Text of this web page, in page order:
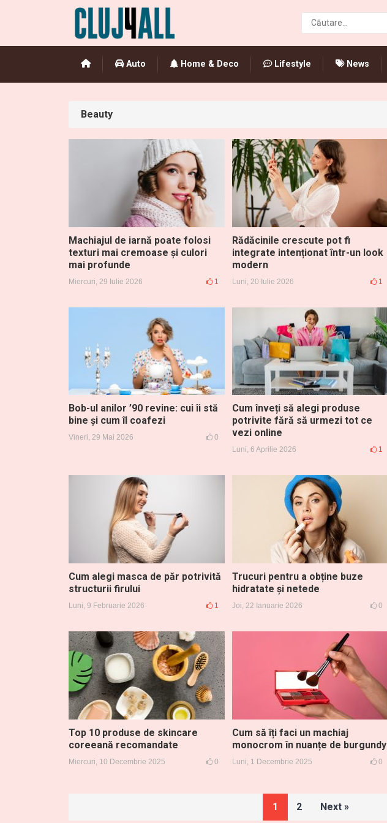
Auto Home & Deco Lifestyle News
Beauty
Machiajul de iarnă poate folosi
texturi mai cremoase și culori
mai profunde
Miercuri, 29 Iulie 2026 1
Rădăcinile crescute pot fi
integrate intenționat într-un look
modern
Luni, 20 Iulie 2026 1
Bob-ul anilor ’90 revine: cui îi stă
bine și cum îl coafezi
Vineri, 29 Mai 2026 0
Cum înveți să alegi produse
potrivite fără să urmezi tot ce
vezi online
Luni, 6 Aprilie 2026 1
Cum alegi masca de păr potrivită
structurii firului
Luni, 9 Februarie 2026 1
Trucuri pentru a obține buze
hidratate și netede
Joi, 22 Ianuarie 2026 0
Top 10 produse de skincare
coreeană recomandate
Miercuri, 10 Decembrie 2025 0
Cum să îți faci un machiaj
monocrom în nuanțe de burgundy
Luni, 1 Decembrie 2025 0
1 2 Next »